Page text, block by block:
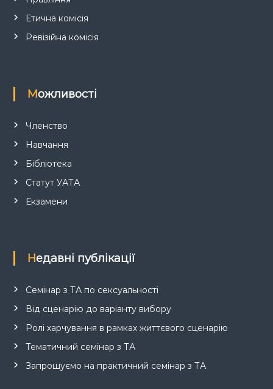
Етична комісія
Ревізійна комісія
Можливості
Членство
Навчання
Бібліотека
Статут УАТА
Екзамени
Недавні публікації
Семінар з ТА по сексуальності
Від сценарію до варіанту вибору
Ролі харчування в рамках життєвого сценарію
Тематичний семінар з ТА
Запрошуємо на практичний семінар з ТА